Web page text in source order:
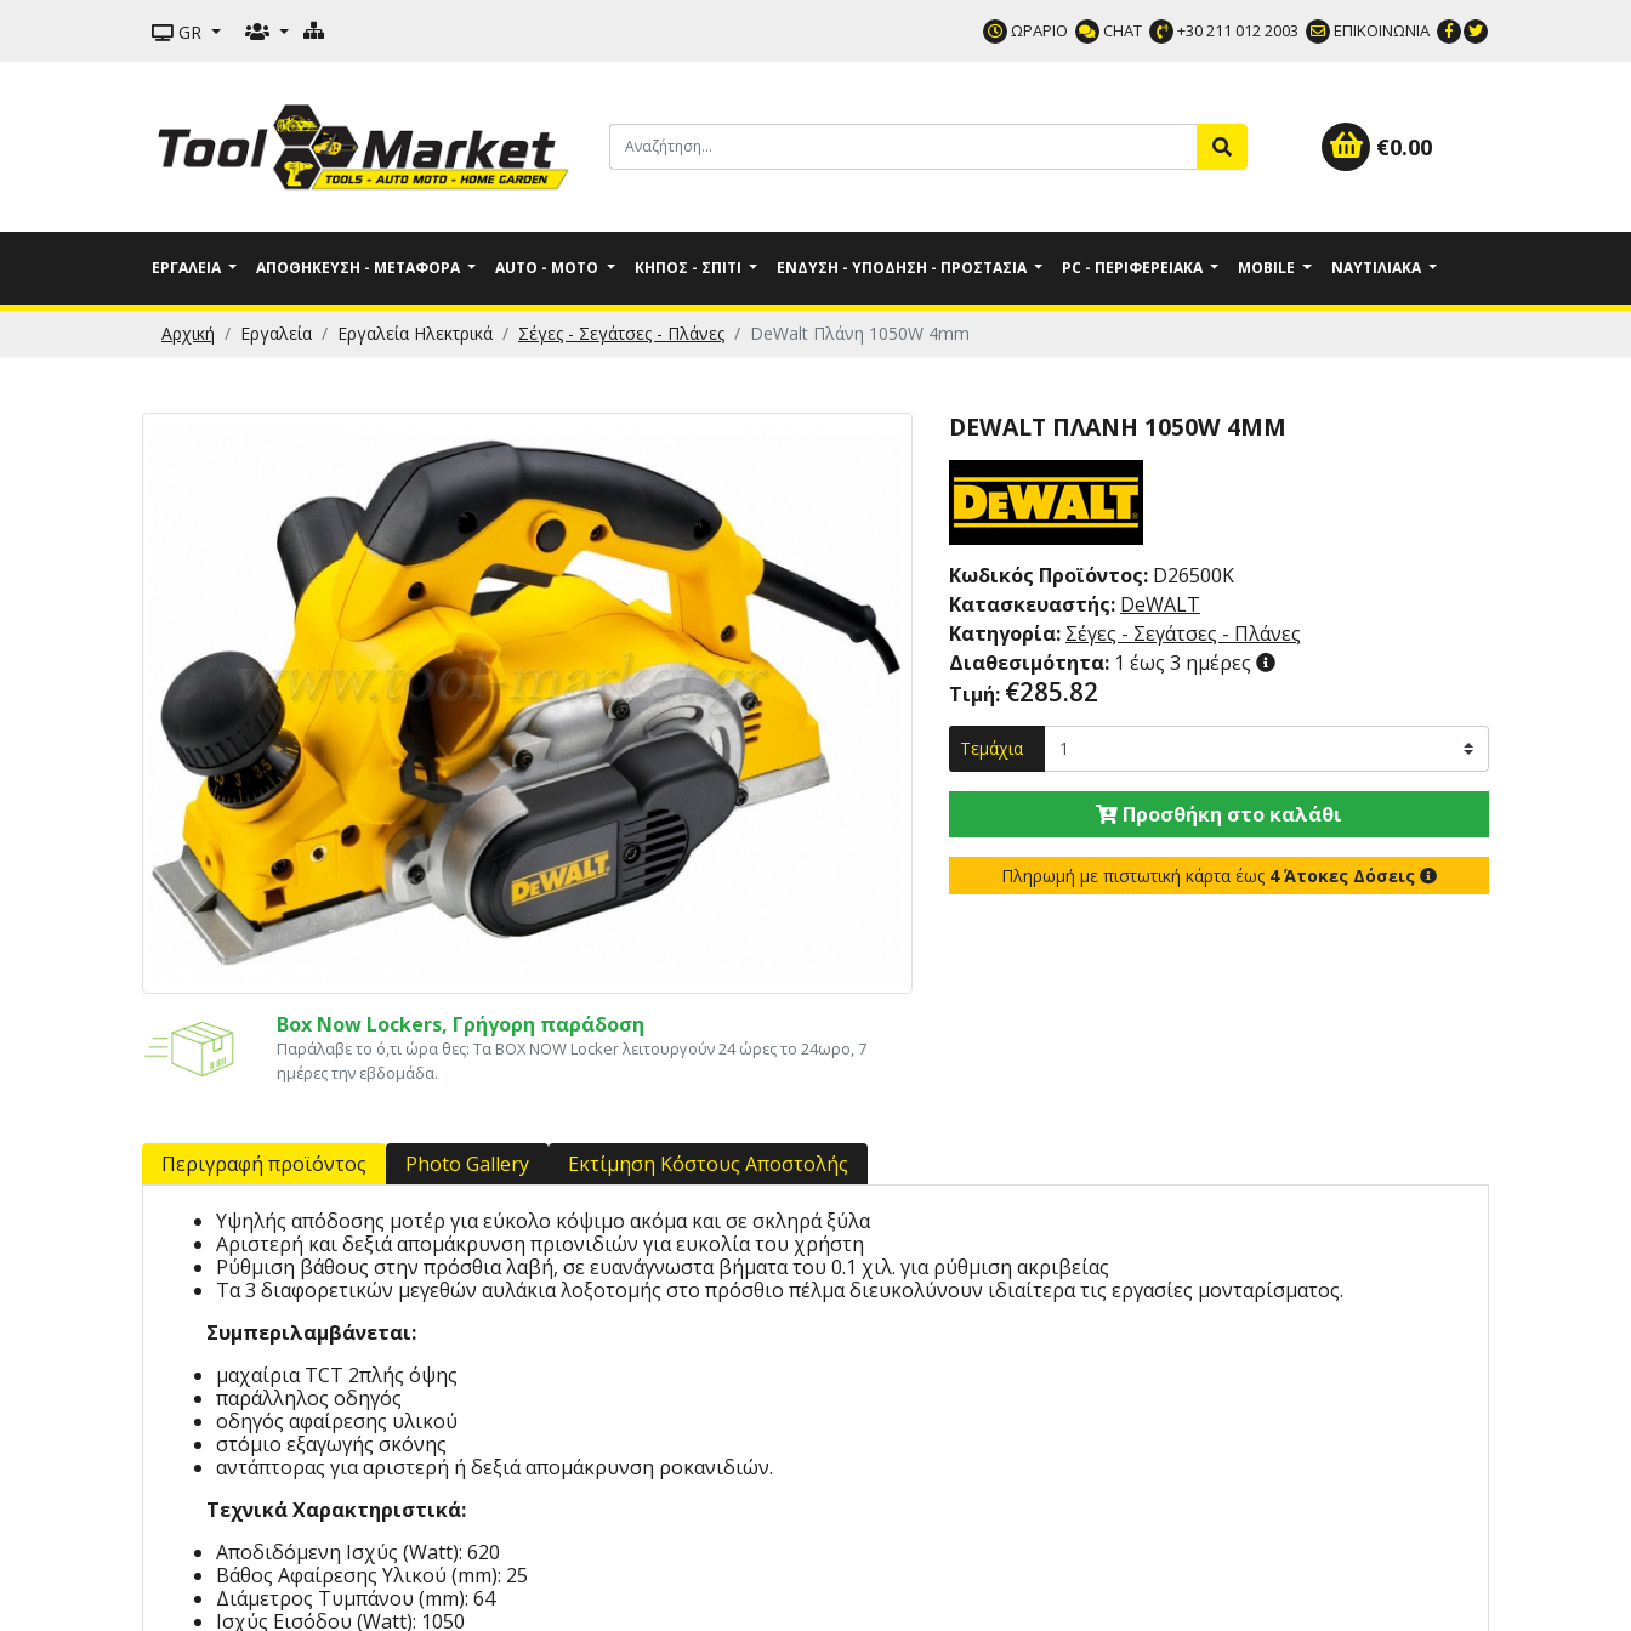
GR ΩΡΑΡΙΟ CHAT +30 211 012 2003 ΕΠΙΚΟΙΝΩΝΙΑ
€0.00
ΕΡΓΑΛΕΊΑ ΑΠΟΘΉΚΕΥΣΗ - ΜΕΤΑΦΟΡΆ AUTO - MOTO ΚΉΠΟΣ - ΣΠΊΤΙ ΈΝΔΥΣΗ - ΥΠΌΔΗΣΗ - ΠΡΟΣΤΑΣΊΑ PC - ΠΕΡΙΦΕΡΕΙΑΚΆ MOBILE ΝΑΥΤΙΛΙΑΚΆ
Αρχική Εργαλεία Εργαλεία Ηλεκτρικά Σέγες - Σεγάτσες - Πλάνες DeWalt Πλάνη 1050W 4mm
Box Now Lockers, Γρήγορη παράδοση
Παράλαβε το ό,τι ώρα θες: Tα ΒΟΧ ΝΟW Locker λειτουργούν 24 ώρες το 24ωρο, 7
ημέρες την εβδομάδα.
DEWALT ΠΛΆΝΗ 1050W 4MM
Κωδικός Προϊόντος: D26500K
Κατασκευαστής: DeWALT
Κατηγορία: Σέγες - Σεγάτσες - Πλάνες
Διαθεσιμότητα: 1 έως 3 ημέρες
Τιμή: €285.82
Τεμάχια
Προσθήκη στο καλάθι
Πληρωμή με πιστωτική κάρτα έως 4 Άτοκες Δόσεις
Περιγραφή προϊόντος Photo Gallery Εκτίμηση Κόστους Αποστολής
Υψηλής απόδοσης μοτέρ για εύκολο κόψιμο ακόμα και σε σκληρά ξύλα
Αριστερή και δεξιά απομάκρυνση πριονιδιών για ευκολία του χρήστη
Ρύθμιση βάθους στην πρόσθια λαβή, σε ευανάγνωστα βήματα του 0.1 χιλ. για ρύθμιση ακριβείας
Τα 3 διαφορετικών μεγεθών αυλάκια λοξοτομής στο πρόσθιο πέλμα διευκολύνουν ιδιαίτερα τις εργασίες μονταρίσματος.
Συμπεριλαμβάνεται:
μαχαίρια TCT 2πλής όψης
παράλληλος οδηγός
οδηγός αφαίρεσης υλικού
στόμιο εξαγωγής σκόνης
αντάπτορας για αριστερή ή δεξιά απομάκρυνση ροκανιδιών.
Τεχνικά Χαρακτηριστικά:
Αποδιδόμενη Ισχύς (Watt): 620
Βάθος Αφαίρεσης Υλικού (mm): 25
Διάμετρος Τυμπάνου (mm): 64
Ισχύς Εισόδου (Watt): 1050